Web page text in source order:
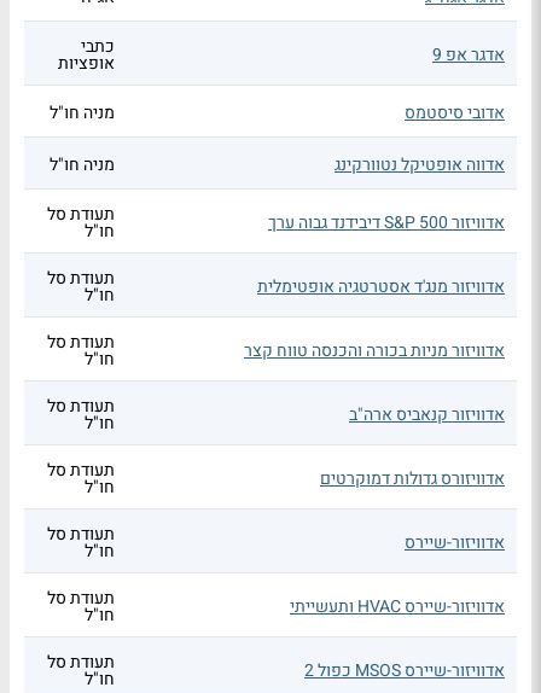
אדגר אפ 9 כתבי
אופציות
אדובי סיסטמס
מניה חו"ל
אדווה אופטיקל נטוורקינג מניה חו"ל
אדוויזור S&P 500 דיבידנד גבוה ערך תעודת סל
חו"ל
אדוויזור מנג'ד אסטרטגיה אופטימלית תעודת סל
חו"ל
אדוויזור מניות בכורה והכנסה טווח קצר תעודת סל
חו"ל
אדוויזור קנאביס ארה"ב תעודת סל
חו"ל
אדוויזורס גדולות דמוקרטים תעודת סל
חו"ל
אדוויזור-שיירס תעודת סל
חו"ל
אדוויזור-שיירס HVAC ותעשייתי תעודת סל
חו"ל
אדוויזור-שיירס MSOS כפול 2 תעודת סל
חו"ל